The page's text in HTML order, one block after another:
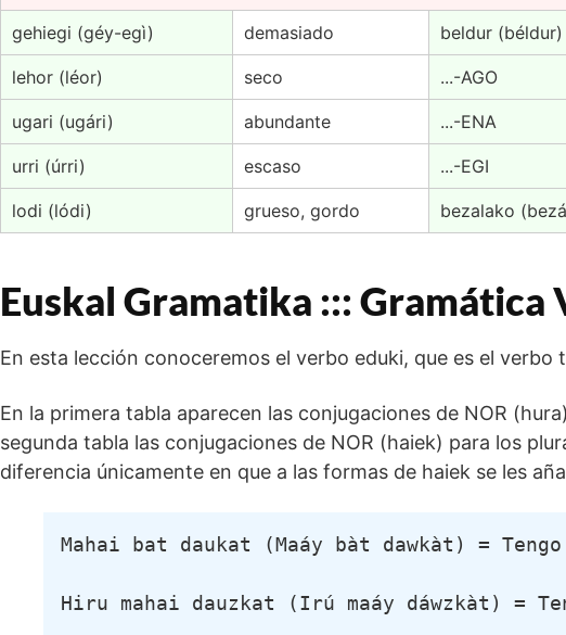
gehiegi (géy-egì) demasiado beldur (béldur)
lehor (léor) seco ...-AGO
ugari (ugári) abundante ...-ENA
urri (úrri) escaso ...-EGI
lodi (lódi) grueso, gordo bezalako
Euskal Gramatika ::: Gramática
En esta lección conoceremos el verbo eduki, que es el verbo
En la primera tabla aparecen las conjugaciones de NOR
segunda tabla las conjugaciones de NOR (haiek) para los
diferencia únicamente en que a las formas de haiek se les
Mahai bat daukat (Maáy bàt dawkàt) = Tengo
Hiru mahai dauzkat (Irú maáy dáwzkàt) =